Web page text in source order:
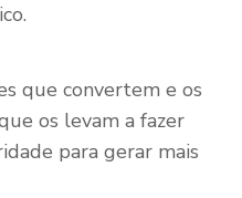
que convertem e os
os levam a fazer
para gerar mais